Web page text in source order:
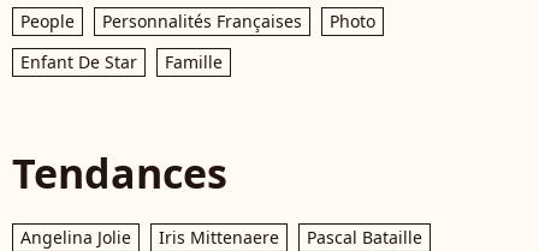
People Personnalités Françaises
Photo
Enfant De Star
Famille
Tendances
Angelina Jolie Iris Mittenaere
Pascal Bataille